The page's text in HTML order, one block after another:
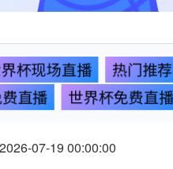
杯现场直播
热门推荐
直播
世界杯免费直播
07-19 00:00:00